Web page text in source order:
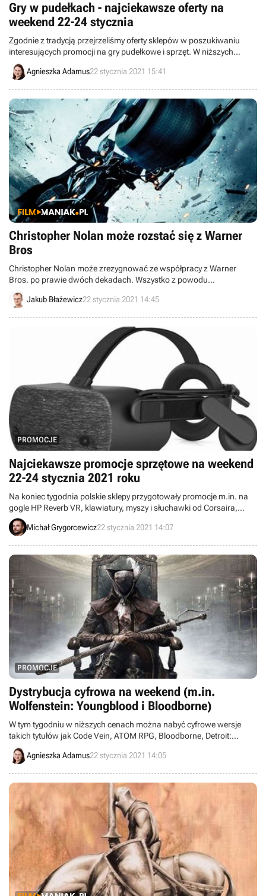
Gry w pudełkach - najciekawsze oferty na
weekend 22-24 stycznia
Zgodnie z tradycją przejrzeliśmy oferty sklepów w poszukiwaniu
interesujących promocji na gry pudełkowe i sprzęt. W niższych
cenach zakupicie między innymi Blair Witch, Subnauticę, Wasteland
3 i Immortals: Fenyx Rising.
Agnieszka Adamus22 stycznia 2021 15:41
Christopher Nolan może rozstać się z Warner
Bros
Christopher Nolan może zrezygnować ze współpracy z Warner
Bros. po prawie dwóch dekadach. Wszystko z powodu
kontrowersyjnej decyzji wytwórni odnośnie dystrybucji cyfrowej w
2021 roku.
Jakub Błażewicz22 stycznia 2021 14:45
PROMOCJE
Najciekawsze promocje sprzętowe na weekend
22-24 stycznia 2021 roku
Na koniec tygodnia polskie sklepy przygotowały promocje m.in. na
gogle HP Reverb VR, klawiatury, myszy i słuchawki od Corsaira,
Razera oraz Logitecha, monitory Acera i dyski SSD KIOXIA.
Michał Grygorcewicz22 stycznia 2021 14:07
PROMOCJE
Dystrybucja cyfrowa na weekend (m.in.
Wolfenstein: Youngblood i Bloodborne)
W tym tygodniu w niższych cenach można nabyć cyfrowe wersje
takich tytułów jak Code Vein, ATOM RPG, Bloodborne, Detroit:
Become Human, Resident Evil: Operation Raccoon City, Wolfenstein:
Youngblood, Crazy Taxi, This War of Mine, Until Dawn, Pathologic 2,
Agnieszka Adamus22 stycznia 2021 14:05